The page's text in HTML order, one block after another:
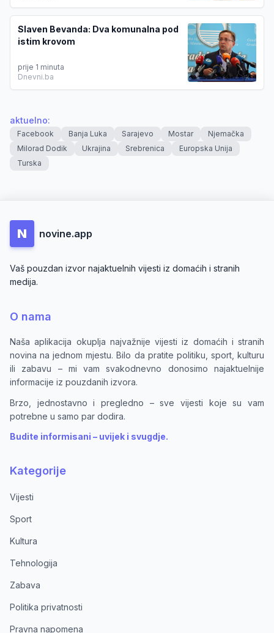
Slaven Bevanda: Dva komunalna pod
istim krovom
prije 1 minuta
Dnevni.ba
aktuelno:
Facebook Banja Luka Sarajevo Mostar
Njemačka
Milorad Dodik
Ukrajina Srebrenica
Europska Unija
Turska
N novine.app
Vaš pouzdan izvor najaktuelnih vijesti iz domaćih i stranih
medija.
O nama
Naša aplikacija okuplja najvažnije vijesti iz domaćih i stranih
novina na jednom mjestu. Bilo da pratite politiku, sport, kulturu
ili zabavu – mi vam svakodnevno donosimo najaktuelnije
informacije iz pouzdanih izvora.
Brzo, jednostavno i pregledno – sve vijesti koje su vam
potrebne u samo par dodira.
Budite informisani – uvijek i svugdje.
Kategorije
Vijesti
Sport
Kultura
Tehnologija
Zabava
Politika privatnosti
Pravna napomena